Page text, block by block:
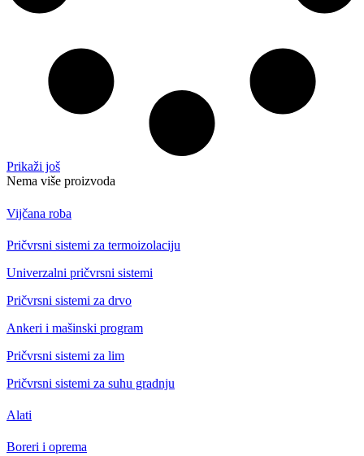
Prikaži još
Nema više proizvoda
Vijčana roba
Pričvrsni sistemi za termoizolaciju
Univerzalni pričvrsni sistemi
Pričvrsni sistemi za drvo
Ankeri i mašinski program
Pričvrsni sistemi za lim
Pričvrsni sistemi za suhu gradnju
Alati
Boreri i oprema